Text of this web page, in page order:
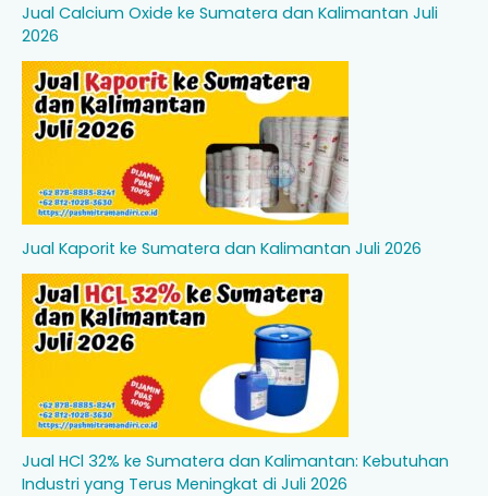
Jual Calcium Oxide ke Sumatera dan Kalimantan Juli
2026
Jual Kaporit ke Sumatera dan Kalimantan Juli 2026
Jual HCl 32% ke Sumatera dan Kalimantan: Kebutuhan
Industri yang Terus Meningkat di Juli 2026